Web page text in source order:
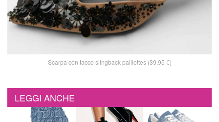
Scarpa con tacco slingback paillettes (39,95 €)
LEGGI ANCHE